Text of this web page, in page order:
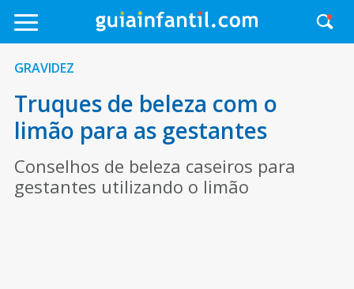
GRAVIDEZ
Truques de beleza com o
limão para as gestantes
Conselhos de beleza caseiros para
gestantes utilizando o limão